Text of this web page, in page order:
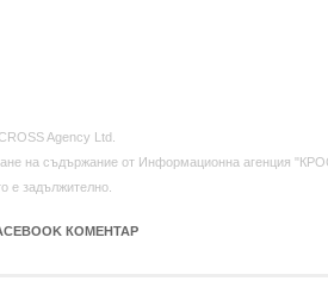
Agency Ltd.
на съдържание от Информационна агенция
е задължително.
КОМЕНТАР